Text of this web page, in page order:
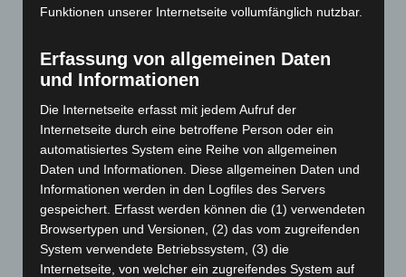
Dezember 2025(103)
Oktober 2025(112)
August 2025(90)
Juli 2025(90)
Juni 2025(103)
Mai 2025(112)
April 2025(88)
März 2025(111)
Funktionen unserer Internetseite vollumfänglich nutzbar.
Erfassung von allgemeinen Daten
und Informationen
Die Internetseite erfasst mit jedem Aufruf der
Internetseite durch eine betroffene Person oder ein
automatisiertes System eine Reihe von allgemeinen
Daten und Informationen. Diese allgemeinen Daten und
Informationen werden in den Logfiles des Servers
gespeichert. Erfasst werden können die (1) verwendeten
Browsertypen und Versionen, (2) das vom zugreifenden
System verwendete Betriebssystem, (3) die
Internetseite, von welcher ein zugreifendes System auf